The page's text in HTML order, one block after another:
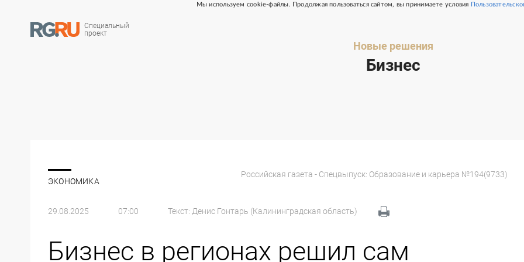
Мы используем cookie-файлы. Продолжая пользоваться сайтом, вы принимаете условия
Специальный
проект
Бизнес
Новые решения
ЭКОНОМИКА
Российская газета - Спецвыпуск: Образование и карьера №194(9733)
29.08.2025 07:00 Текст: Денис Гонтарь (Калининградская область)
Бизнес в регионах решил сам